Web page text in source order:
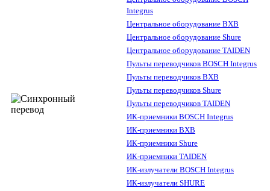
Integrus
Центральное оборудование BXB
Центральное оборудование Shure
Центральное оборудование TAIDEN
Пульты переводчиков BOSCH Integrus
Пульты переводчиков BXB
Пульты переводчиков Shure
Пульты переводчиков TAIDEN
ИК-приемники BOSCH Integrus
ИК-приемники BXB
ИК-приемники Shure
ИК-приемники TAIDEN
ИК-излучатели BOSCH Integrus
ИК-излучатели SHURE